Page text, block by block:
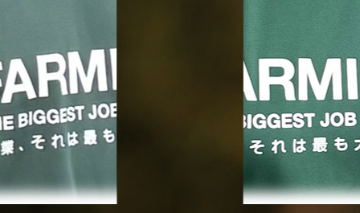
っかけに、代表取締役
任し、経営に着手す
とになりました。現
、ブロッコリー、ス
ートコーン、リーフレ
、キャベツ、にんじ
、大根、カリフラワ
アレッタ、オクラ、
、ピーマン、甘長とう
らし、ほうれんそう、
取り組みを支援しており、「47のユーザーボ
にご紹介していきます。今回は、xarvio®
FIELD MANAGER(ザルビオ® フィールドマ
ネージャー)を活用されている宮城県「株式
会社黒澤農産」取締役の黒澤 亜希さんで
す。
Q. 農業を始められたきっかけをお教えくだ
りはなく、医療の道へ進みました。歯科衛生
士として働く中で、身体づくりのためにボデ
場」から経営継承を準
している 専務取締役の
右）・押野 寧々さん
（写真左）です。
Q. 農業を始められたき
っかけを教えてくださ
い。
A. おしの農場は三代続
ん）は親の農業の手伝
をするのが楽しく、小